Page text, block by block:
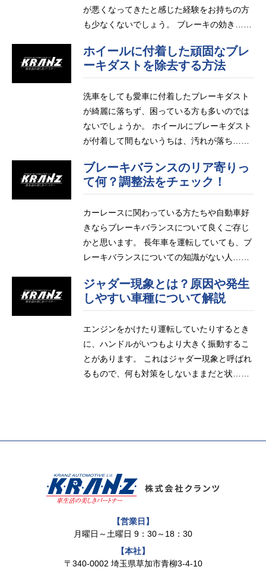
が悪くなってきたと感じた経験をお持ちの方
も少なくないでしょう。 ブレーキの効き……
ホイールに付着した頑固なブレ
ーキダストを除去する方法
洗車をしても愛車に付着したブレーキダスト
が綺麗に落ちず、困っている方も多いのでは
ないでしょうか。 ホイールにブレーキダスト
が付着して間もないうちは、汚れが落ち……
ブレーキバランスのリア寄りっ
て何？調整法をチェック！
カーレースに関わっている方たちや自動車好
きならブレーキバランスについて良くご存じ
かと思います。 長年車を運転していても、ブ
レーキバランスについての知識がない人……
ジャダー現象とは？原因や発生
しやすい車種について解説
エンジンをかけたり運転していたりするとき
に、ハンドルがいつもより大きく振動するこ
とがあります。 これはジャダー現象と呼ばれ
るもので、何も対策をしないままだと状……
【営業日】
月曜日～土曜日 9：30～18：30
【本社】
〒340-0002 埼玉県草加市青柳3-4-10